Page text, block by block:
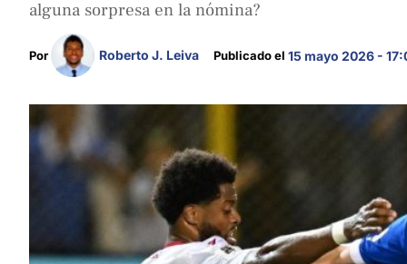
alguna sorpresa en la nómina?
Por Roberto J. Leiva Publicado el 15 mayo 2026 -